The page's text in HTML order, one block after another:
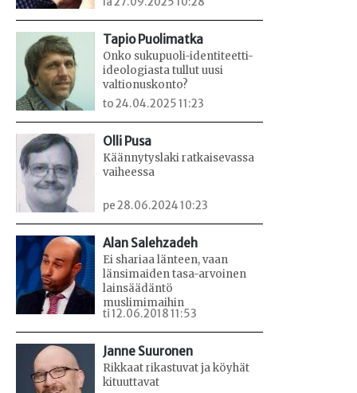
Tapio Puolimatka
Onko sukupuoli-identiteetti-
ideologiasta tullut uusi
valtionuskonto?
to 24.04.2025 11:23
Olli Pusa
Käännytyslaki ratkaisevassa
vaiheessa
pe 28.06.2024 10:23
Alan Salehzadeh
Ei shariaa länteen, vaan
länsimaiden tasa-arvoinen
lainsäädäntö
muslimimaihin
ti 12.06.2018 11:53
Janne Suuronen
Rikkaat rikastuvat ja köyhät
kituuttavat